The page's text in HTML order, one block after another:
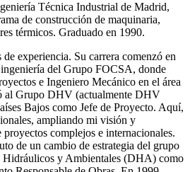
Técnica Industrial de Madrid,
de construcción de maquinaria,
térmicos. Graduado en 1990.
experiencia. Su carrera comenzó en
del Grupo FOCSA, donde
e Ingeniero Mecánico en el área
al Grupo DHV (actualmente DHV
Bajos como Jefe de Proyecto. Aquí,
ampliando mi visión y
complejos e internacionales.
de un cambio de estrategia del grupo
y Ambientales (DHA) como